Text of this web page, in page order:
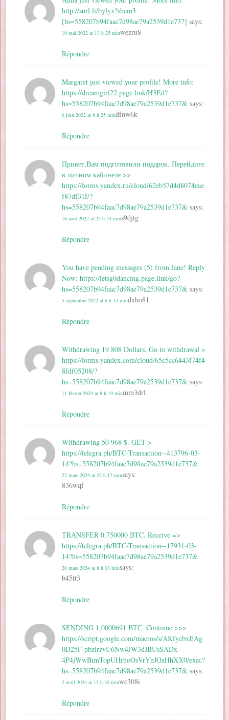
http://surl.li/bylyx?sham3
[hs=558207b94faac7d98ae79a2539d1e737] says:
10 mai 2022 at 13 h 25 minwezru8
Répondre
Margaret just viewed your profile! More info:
https://dreamgirl22.page.link/H3Ed?
hs=558207b94faac7d98ae79a2539d1e737& says:
6 juin 2022 at 8 h 25 mindfnw6k
Répondre
Привет,Вам подготовили подарок. Перейдите
в личном кабинете >>
https://forms.yandex.ru/cloud/62eb57d4d8074eae
f87df31f/?
hs=558207b94faac7d98ae79a2539d1e737& says:
16 août 2022 at 23 h 54 mins9djtg
Répondre
You have pending messages (5) from Jane! Reply
Now: https://letsg0dancing.page.link/go?
hs=558207b94faac7d98ae79a2539d1e737& says:
5 septembre 2022 at 6 h 14 mindxho81
Répondre
Withdrawing 19 808 Dollars. Gо tо withdrаwаl >
https://forms.yandex.com/cloud/65c5cc6443f74f4
8fdf05208/?
hs=558207b94faac7d98ae79a2539d1e737& says:
11 février 2024 at 8 h 19 minmm3drl
Répondre
Withdrawing 50 968 $. GЕТ >
https://telegra.ph/BTC-Transaction--413796-03-
14?hs=558207b94faac7d98ae79a2539d1e737&
says:
22 mars 2024 at 22 h 17 min
836wqf
Répondre
ТRАNSFЕR 0.750000 ВTC. Receive =>
https://telegra.ph/BTC-Transaction--17931-03-
14?hs=558207b94faac7d98ae79a2539d1e737&
says:
26 mars 2024 at 8 h 03 min
b45tt3
Répondre
SЕNDING 1,0000691 ВТС. Continue >>>
https://script.google.com/macros/s/AKfycbxEAg
0D25F-pbzirzvU6Nw4JW3dJBUsSADx-
4P4jWwBimTopUHrhoOsVrYnJOzHhXX0/exec?
hs=558207b94faac7d98ae79a2539d1e737& says:
2 avril 2024 at 15 h 30 minwc308i
Répondre